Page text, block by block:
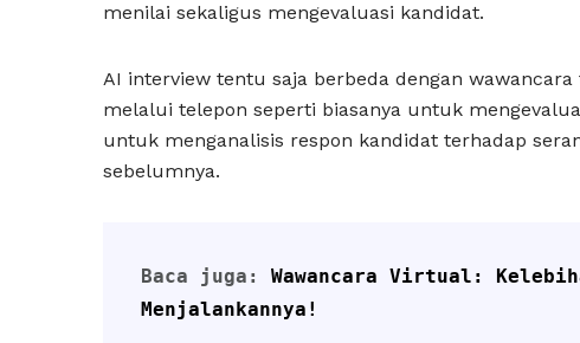
menilai sekaligus mengevaluasi kandidat.
AI interview tentu saja berbeda dengan
melalui telepon seperti biasanya untuk
untuk menganalisis respon kandidat terhadap
sebelumnya.
Baca juga: Wawancara Virtual:
Menjalankannya!